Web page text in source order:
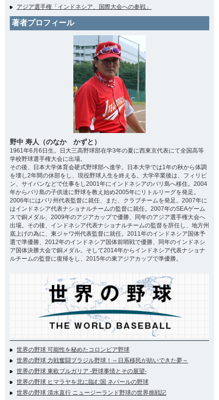
アジア選手権「インドネシア、国際大会への参戦」
著者プロフィール
野中 寿人（のなか かずと）
1961年6月6日生。日大三高野球部在学3年の夏に西東京代表にて全国高等
学校野球選手権大会に出場。
その後、日本大学体育会硬式野球部へ進学。日本大学では1年の秋から体調
を壊し2年間の休部をし、現役野球人生を終える。大学卒業後は、フィリピ
ン、サイパンなどで仕事をし2001年にインドネシアのバリ島へ移住。2004
年からバリ島の子供達に野球を教え始め2005年にリトルリーグを発足。
2006年にはバリ州代表監督に就任、また、クラブチームを発足。2007年に
はインドネシア代表ナショナルチームの監督に就任。2007年のSEAゲーム
スで銅メダル、2009年のアジアカップで優勝、同年のアジア選手権大会へ
出場。その後、インドネシア代表ナショナルチームの監督を辞任し、地方州
底上げの為に、東ジャワ州代表監督に就任。2011年のインドネシア国体予
選で準優勝、2012年のインドネシア国体前哨戦で優勝、同年のインドネシ
ア国体決勝大会で銅メダル。そして2014年からインドネシア代表ナショナ
ルチームの監督に復帰をし、2015年の東アジアカップで準優勝。
世界の野球 可能性を秘めたコロンビア野球
世界の野球 力戦奮闘ブラジル野球！～日系移民が紡いできた夢～
世界の野球 東欧ブルガリア -野球事情とその展望-
世界の野球 ヒマラヤを北に臨む国 ネパールの野球
世界の野球 清水直行 ニュージーランド野球の世界挑戦記